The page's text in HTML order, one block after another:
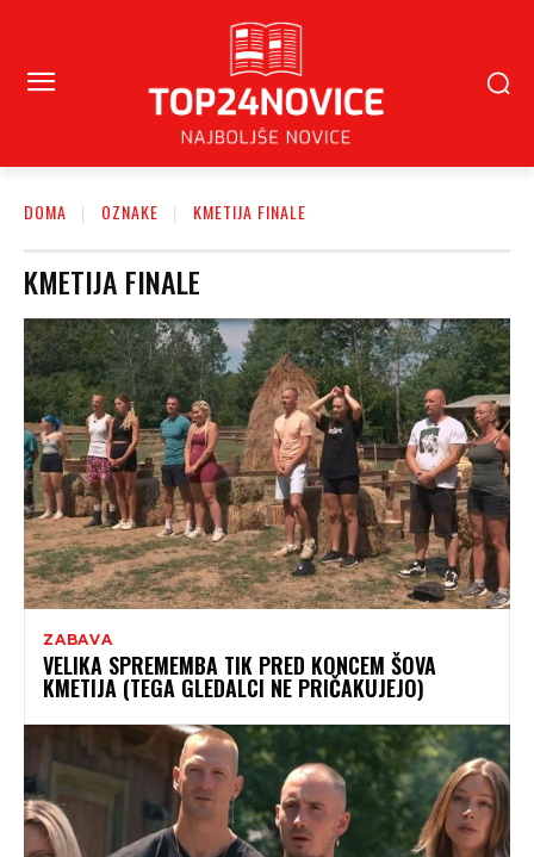
DOMA OZNAKE KMETIJA FINALE
KMETIJA FINALE
ZABAVA
VELIKA SPREMEMBA TIK PRED KONCEM ŠOVA
KMETIJA (TEGA GLEDALCI NE PRIČAKUJEJO)